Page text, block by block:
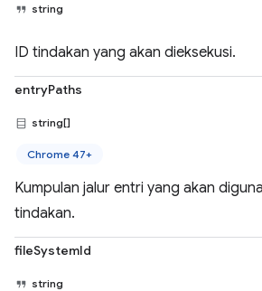
string
ID tindakan yang akan dieksekusi.
entryPaths
string[]
Chrome 47+
Kumpulan jalur entri yang akan
tindakan.
fileSystemId
string